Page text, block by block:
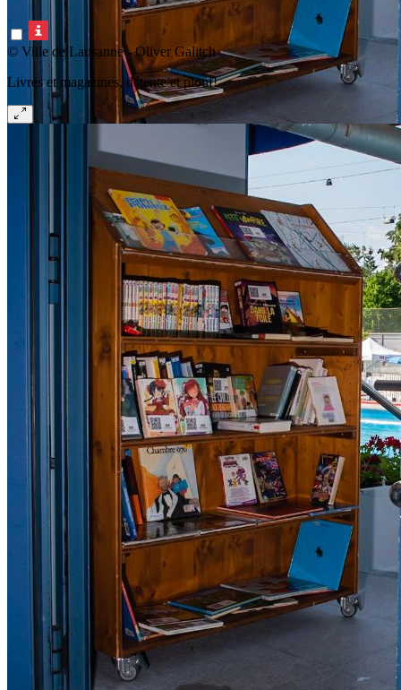
© Ville de Lausanne - Oliver Galitch
Livres et magazines, détente et plouf!